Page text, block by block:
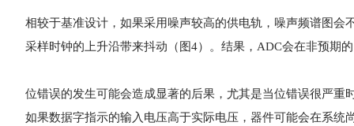
相较于基准设计，如果采用噪声较高的供电轨，噪声频谱图
采样时钟的上升沿带来抖动（图4）。结果，ADC会在非预期
位错误的发生可能会造成显著的后果，尤其是当位错误很严
如果数据字指示的输入电压高于实际电压，器件可能会在系